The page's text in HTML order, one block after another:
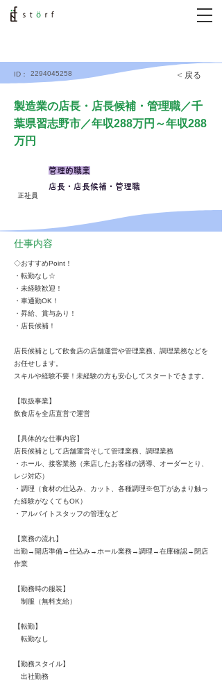
ID： 2294045258 < 戻る
製造業の店長・店長候補・管理職／千
葉県習志野市／年収288万円～年収288
万円
正社員
管理的職業
店長・店長候補・管理職
仕事内容
◇おすすめPoint！
・転勤なし☆
・未経験歓迎！
・車通勤OK！
・昇給、賞与あり！
・店長候補！
店長候補として飲食店の店舗運営や管理業務、調理業務などを
お任せします。
スキルや経験不要！未経験の方も安心してスタートできます。
【取扱事業】
飲食店を全店直営で運営
【具体的な仕事内容】
店長候補として店舗運営そして管理業務、調理業務
・ホール、接客業務（来店したお客様の誘導、オーダーとり、
レジ対応）
・調理（食材の仕込み、カット、各種調理※包丁があまり触っ
た経験がなくてもOK）
・アルバイトスタッフの管理など
【業務の流れ】
出勤→開店準備→仕込み→ホール業務→調理→在庫確認→閉店
作業
【勤務時の服装】
制服（無料支給）
【転勤】
転勤なし
【勤務スタイル】
出社勤務